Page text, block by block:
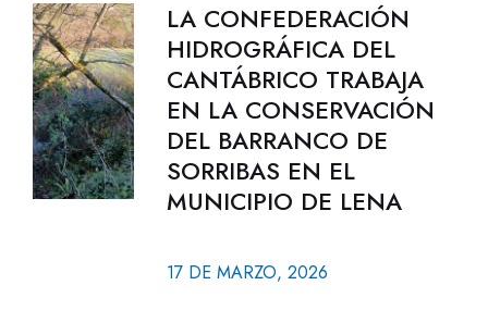
LA CONFEDERACIÓN
HIDROGRÁFICA DEL
CANTÁBRICO TRABAJA
EN LA CONSERVACIÓN
DEL BARRANCO DE
SORRIBAS EN EL
MUNICIPIO DE LENA
17 DE MARZO, 2026